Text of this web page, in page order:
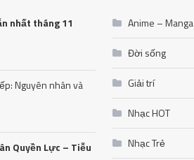
nhất tháng 11
Nguyên nhân và
Quyền Lực – Tiễu
Anime – Manga
Đời sống
Giải trí
Nhạc HOT
Nhạc Trẻ